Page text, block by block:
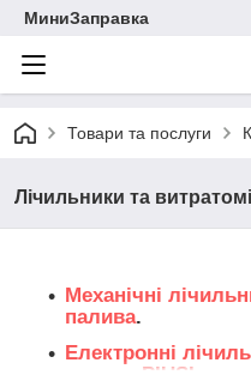
МиниЗаправка
Товари та послуги
Лічильники та
Механічні
палива.
Електронні
палива PIUSI